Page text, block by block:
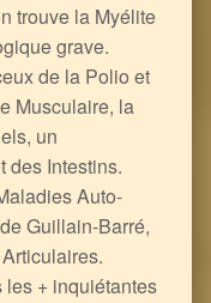
trouve la Myélite
grave.
de la Polio et
Musculaire, la
un
des Intestins.
Auto-
Guillain-Barré,
les + inquiétantes